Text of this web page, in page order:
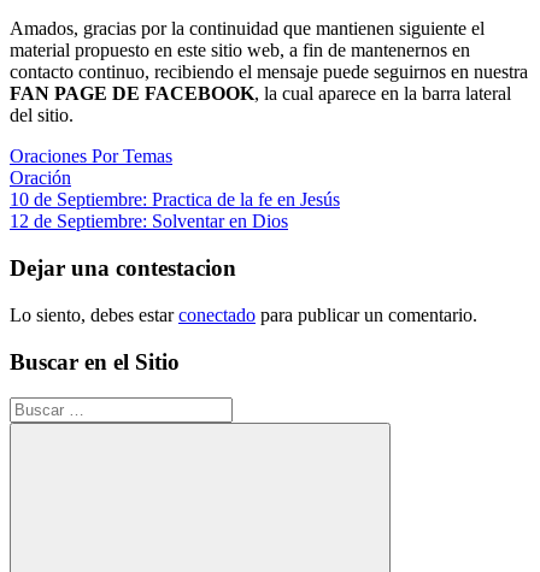
Amados, gracias por la continuidad que mantienen siguiente el
material propuesto en este sitio web, a fin de mantenernos en
contacto continuo, recibiendo el mensaje puede seguirnos en nuestra
FAN PAGE DE FACEBOOK, la cual aparece en la barra lateral
del sitio.
Oraciones Por Temas
Oración
Navegación
de
entradas
Entrada
anterior:
10 de Septiembre: Practica de la fe en Jesús
Siguiente
12 de Septiembre: Solventar en Dios
Dejar una contestacion
Lo siento, debes estarconectado para publicar un comentario.
Buscar en el Sitio
Buscar: